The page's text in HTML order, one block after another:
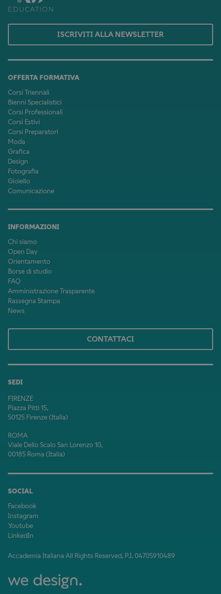
ISCRIVITI ALLA NEWSLETTER
OFFERTA FORMATIVA
Corsi Triennali
Bienni Specialistici
Corsi Professionali
Corsi Estivi
Corsi Preparatori
Moda
Grafica
Design
Fotografia
Gioiello
Comunicazione
INFORMAZIONI
Chi siamo
Open Day
Orientamento
Borse di studio
FAQ
Amministrazione Trasparente
Rassegna Stampa
News
SEDI
FIRENZE
Piazza Pitti 15,
50125 Firenze (Italia)
ROMA
Viale Dello Scalo San Lorenzo 10,
00185 Roma (Italia)
SOCIAL
Facebook
Instagram
Youtube
LinkedIn
Accademia Italiana All Rights Reserved, P.I. 04705910489
CONTATTACI